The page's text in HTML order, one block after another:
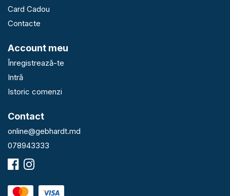
Card Cadou
Contacte
Account meu
Înregistrează-te
Intră
Istoric comenzi
Contact
online@gebhardt.md
078943333